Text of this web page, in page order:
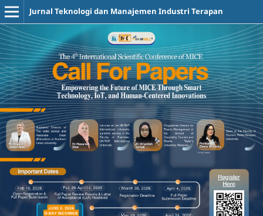
Jurnal Teknologi dan Manajemen Industri Terapan